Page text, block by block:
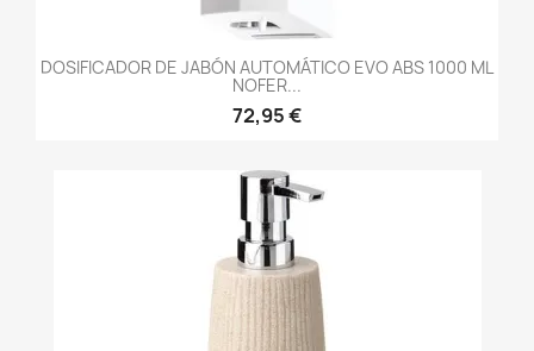
DOSIFICADOR DE JABÓN AUTOMÁTICO EVO ABS 1000 ML
NOFER...
72,95 €